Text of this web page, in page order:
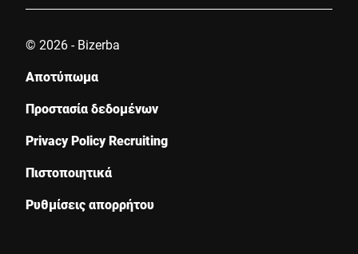
© 2026 - Bizerba
Αποτύπωμα
Προστασία δεδομένων
Privacy Policy Recruiting
Πιστοποιητικά
Ρυθμίσεις απορρήτου